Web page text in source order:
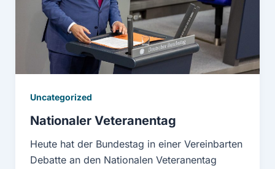
Uncategorized
Nationaler Veteranentag
Heute hat der Bundestag in einer Vereinbarten
Debatte an den Nationalen Veteranentag